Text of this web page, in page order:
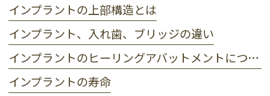
インプラントの上部構造とは
インプラント、入れ歯、ブリッジの違い
インプラントのヒーリングアバットメントについて
インプラントの寿命